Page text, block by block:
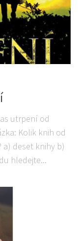
utrpení od
Kolik knih od
deset knihy b)
hledejte...